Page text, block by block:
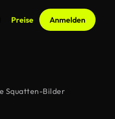
Preise Anmelden
Squatten-Bilder